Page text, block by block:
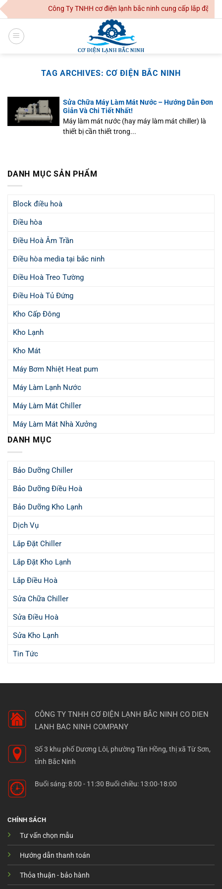
Skip
to
content
Công Ty TNHH cơ điện lạnh bắc ninh cung cấp lắp đặt
TAG ARCHIVES:CƠ ĐIỆN BẮC NINH
Sửa Chữa Máy Làm Mát Nước – Hướng Dẫn Đơn
Giản Và Chi Tiết Nhất!
Máy làm mát nước (hay máy làm mát chiller) là
thiết bị cần thiết trong...
DANH MỤC SẢN PHẨM
Block điều hoà
Điều hòa
Điều Hoà Âm Trần
Điều hòa media tại bắc ninh
Điều Hoà Treo Tường
Điều Hoà Tủ Đứng
Kho Cấp Đông
Kho Lạnh
Kho Mát
Máy Bơm Nhiệt Heat pum
Máy Làm Lạnh Nước
Máy Làm Mát Chiller
Máy Làm Mát Nhà Xưởng
DANH MỤC
Bảo Dưỡng Chiller
Bảo Dưỡng Điều Hoà
Bảo Dưỡng Kho Lạnh
Dịch Vụ
Lắp Đặt Chiller
Lắp Đặt Kho Lạnh
Lắp Điều Hoà
Sửa Chữa Chiller
Sửa Điều Hoà
Sửa Kho Lạnh
Tin Tức
CÔNG TY TNHH CƠ ĐIỆN LẠNH BẮC NINH CO DIEN
LANH BAC NINH COMPANY
Số 3 khu phố Dương Lôi, phường Tân Hồng, thị xã Từ Sơn,
tỉnh Bắc Ninh
Buổi sáng: 8:00 - 11:30 Buổi chiều: 13:00-18:00
CHÍNH SÁCH
Tư vấn chọn mẫu
Hướng dẫn thanh toán
Thỏa thuận - bảo hành